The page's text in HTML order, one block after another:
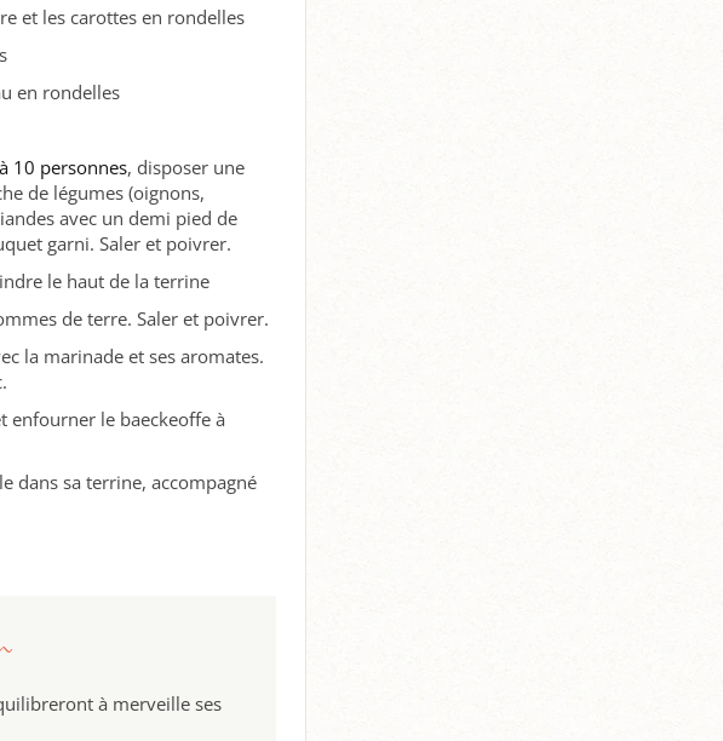
et les carottes en rondelles
en rondelles
10 personnes, disposer une
de légumes (oignons,
avec un demi pied de
garni. Saler et poivrer.
le haut de la terrine
de terre. Saler et poivrer.
la marinade et ses aromates.
enfourner le baeckeoffe à
dans sa terrine, accompagné
à merveille ses